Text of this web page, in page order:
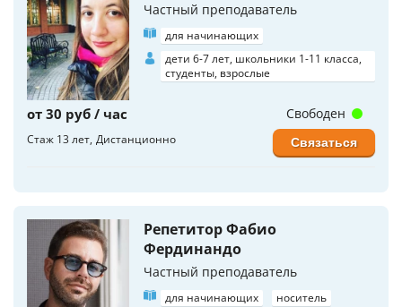
Частный преподаватель
для начинающих
дети 6-7 лет, школьники 1-11 класса,
студенты, взрослые
от 30 руб / час
Стаж 13 лет Дистанционно
Свободен
Связаться
Репетитор Фабио
Фердинандо
Частный преподаватель
для начинающих
носитель